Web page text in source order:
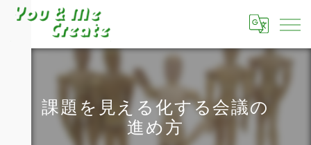
課題を見える化する会議の
進め方